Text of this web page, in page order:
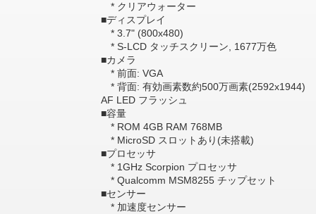
* クリアウォーター
■ディスプレイ
* 3.7" (800x480)
* S-LCD タッチスクリーン, 1677万色
■カメラ
* 前面: VGA
* 背面: 有効画素数約500万画素(2592x1944)
AF LED フラッシュ
■容量
* ROM 4GB RAM 768MB
* MicroSD スロットあり(未搭載)
■プロセッサ
* 1GHz Scorpion プロセッサ
* Qualcomm MSM8255 チップセット
■センサー
* 加速度センサー